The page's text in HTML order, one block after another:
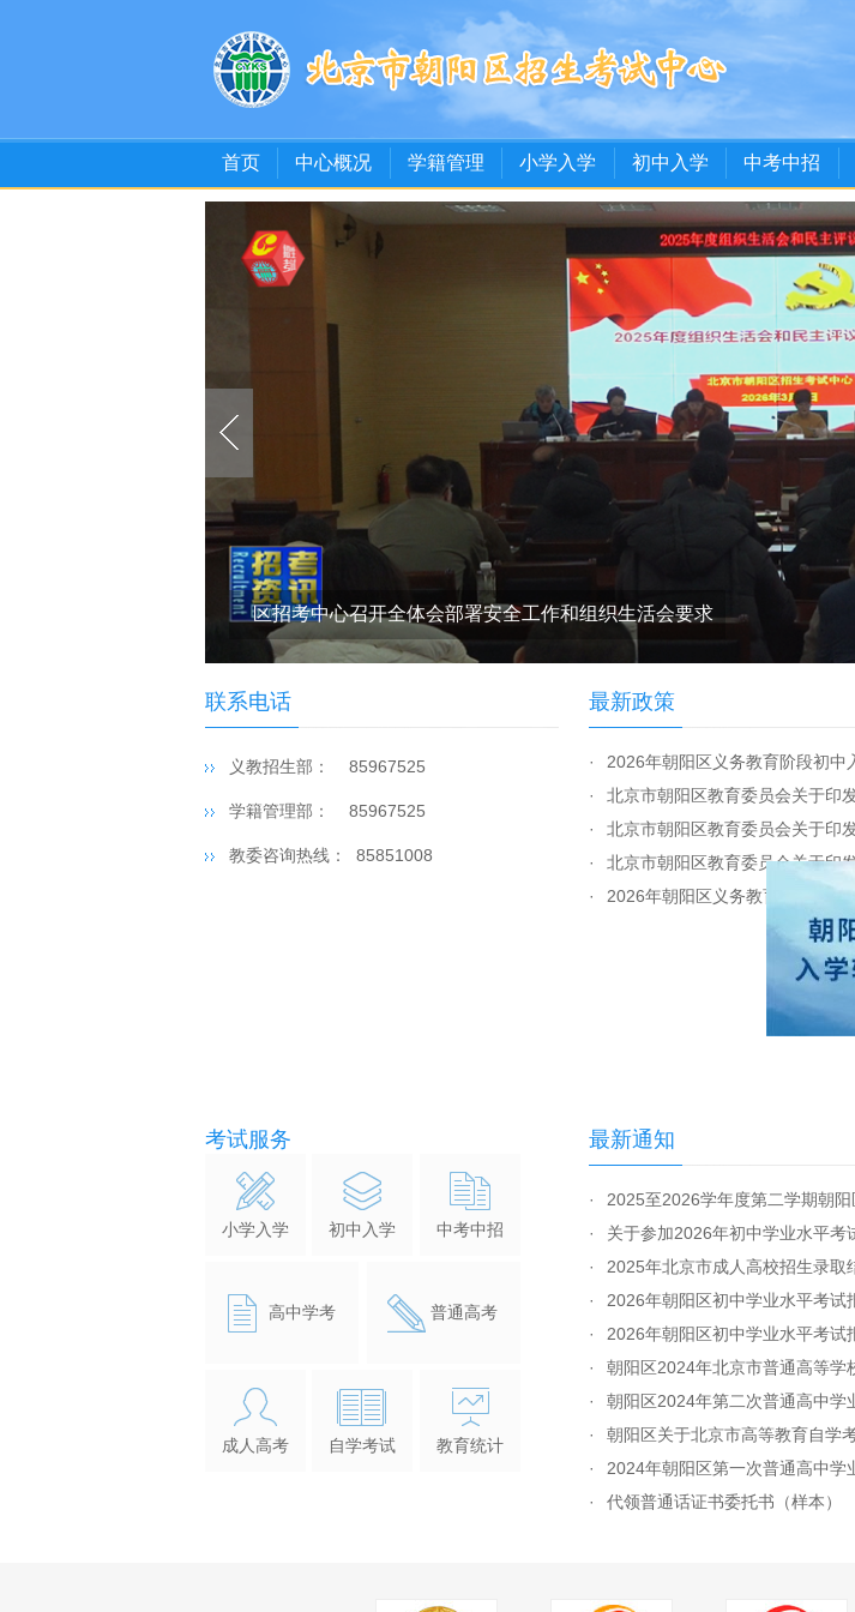
首页 中心概况 学籍管理 小学入学 初中入学 中考中招
区招考中心召开全体会部署安全工作和组织生活会要求
联系电话
义教招生部： 85967525
学籍管理部： 85967525
教委咨询热线： 85851008
考试服务
小学入学 初中入学 中考中招
高中学考 普通高考
成人高考 自学考试 教育统计
最新政策
·
·
·
·
·
最新通知
·
·
·
·
·
·
·
·
·
· 代领普通话证书委托书（样本）